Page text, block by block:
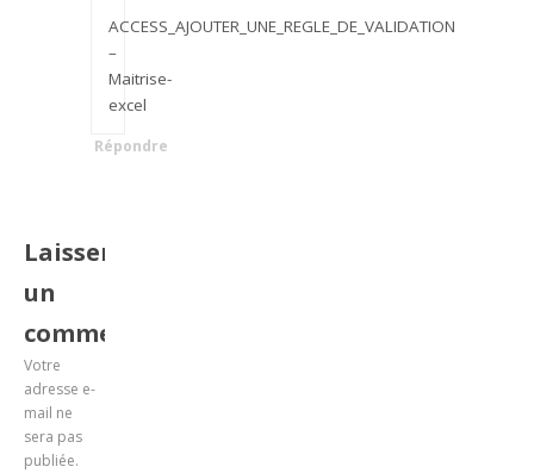
ACCESS_AJOUTER_UNE_REGLE_DE_VALIDATION
–
Maitrise-
excel
Répondre
Laisser
un
commentaire
Votre
adresse e-
mail ne
sera pas
publiée.